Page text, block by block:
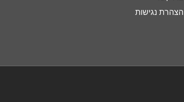
הצהרת נגישות